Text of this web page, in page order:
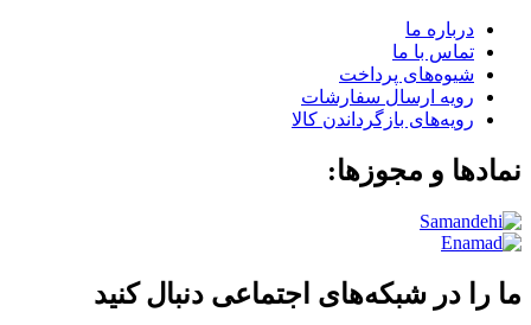
درباره ما
تماس با ما
شیوه‌های پرداخت
رویه ارسال سفارشات
رویه‌های بازگرداندن کالا
نمادها و مجوزها:
ما را در شبکه‌های اجتماعی دنبال کنید